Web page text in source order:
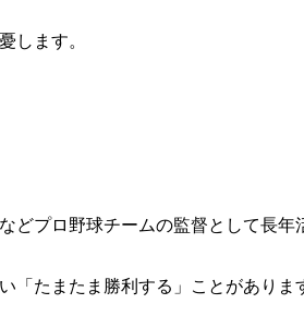
します。
どプロ野球チームの監督として長年
「たまたま勝利する」ことがありま